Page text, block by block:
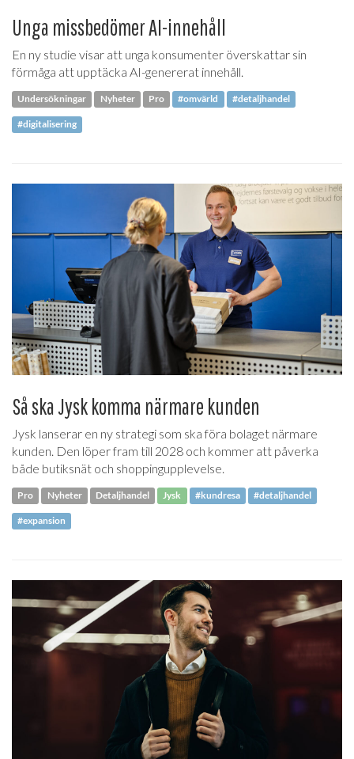
Unga missbedömer AI-innehåll
En ny studie visar att unga konsumenter överskattar sin
förmåga att upptäcka AI-genererat innehåll.
Undersökningar Nyheter Pro #omvärld #detaljhandel
#digitalisering
Så ska Jysk komma närmare kunden
Jysk lanserar en ny strategi som ska föra bolaget närmare
kunden. Den löper fram till 2028 och kommer att påverka
både butiksnät och shoppingupplevelse.
Pro Nyheter Detaljhandel Jysk #kundresa #detaljhandel
#expansion